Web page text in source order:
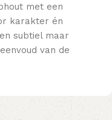
met een
karakter én
subtiel maar
van de